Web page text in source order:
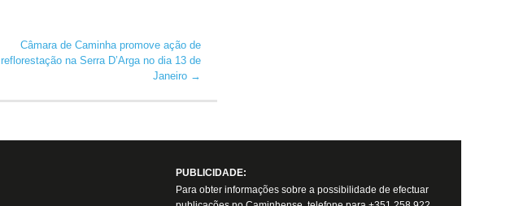
Câmara de Caminha promove ação de
reflorestação na Serra D’Arga no dia 13 de
Janeiro →
PUBLICIDADE:
Para obter informações sobre a possibilidade de efectuar